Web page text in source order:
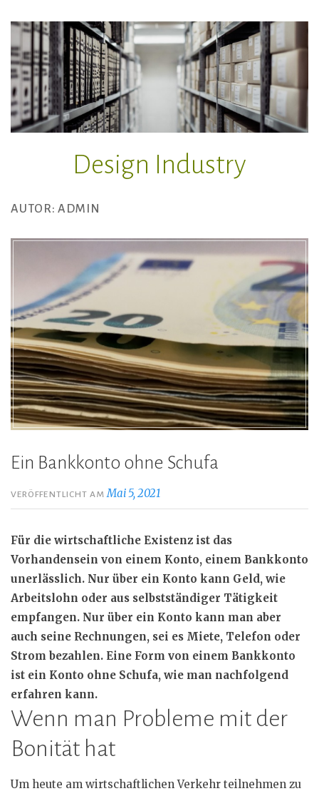
Zum
Inhalt
springen
Design Industry
AUTOR:ADMIN
Ein Bankkonto ohne Schufa
VERÖFFENTLICHT AMMai 5, 2021
Für die wirtschaftliche Existenz ist das
Vorhandensein von einem Konto, einem Bankkonto
unerlässlich. Nur über ein Konto kann Geld, wie
Arbeitslohn oder aus selbstständiger Tätigkeit
empfangen. Nur über ein Konto kann man aber
auch seine Rechnungen, sei es Miete, Telefon oder
Strom bezahlen. Eine Form von einem Bankkonto
ist ein Konto ohne Schufa, wie man nachfolgend
erfahren kann.
Wenn man Probleme mit der
Bonität hat
Um heute am wirtschaftlichen Verkehr teilnehmen zu